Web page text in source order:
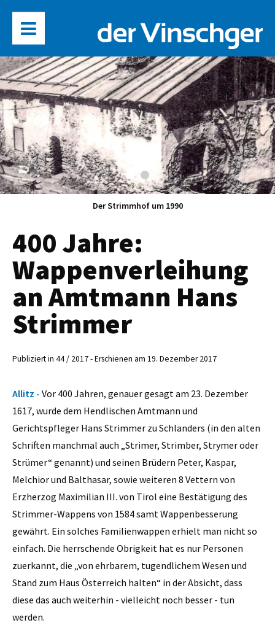
Der Strimmhof (2017)
400 Jahre:
Wappenverleihung
an Amtmann Hans
Strimmer
Publiziert in 44 / 2017 - Erschienen am 19. Dezember 2017
Allitz - Vor 400 Jahren, genauer gesagt am 23. Dezember
1617, wurde dem Hendlischen Amtmann und
Gerichtspfleger Hans Strimmer zu Schlanders (in den alten
Schriften manchmal auch „Strimer, Strimber, Strymer oder
Strümer“ genannt) und seinen Brüdern Peter, Kaspar,
Melchior und Balthasar, sowie weiteren 8 Vettern von
Erzherzog Maximilian III. von Tirol eine Bestätigung des
Strimmer-Wappens von 1584 samt Wappenbesserung
gewährt. Ein solches Familienwappen erhielt man nicht so
einfach. Die herrschende Obrigkeit hat es nur Personen
zuerkannt, die „von ehrbarem, tugendlichem Wesen und
Stand zum Haus Österreich halten“ in der Absicht, dass
diese das auch weiterhin - vielleicht noch besser - tun
werden.